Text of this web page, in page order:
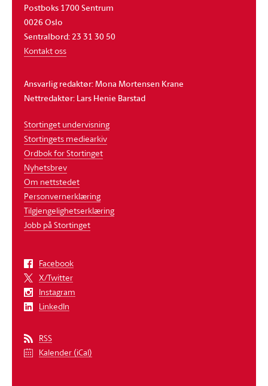
Postboks 1700 Sentrum
0026 Oslo
Sentralbord: 23 31 30 50
Kontakt oss
Ansvarlig redaktør: Mona Mortensen Krane
Nettredaktør: Lars Henie Barstad
Stortinget undervisning
Stortingets mediearkiv
Ordbok for Stortinget
Nyhetsbrev
Om nettstedet
Personvernerklæring
Tilgjengelighetserklæring
Jobb på Stortinget
Facebook
X/Twitter
Instagram
LinkedIn
RSS
Kalender (iCal)